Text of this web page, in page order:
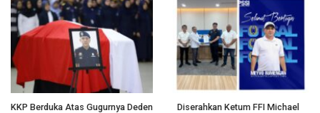
KKP Berduka Atas Gugurnya Deden
Diserahkan Ketum FFI Michael